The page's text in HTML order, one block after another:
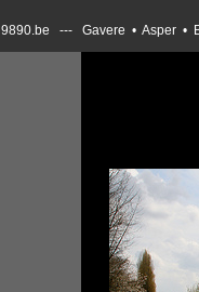
9890.be --- Gavere • Asper •